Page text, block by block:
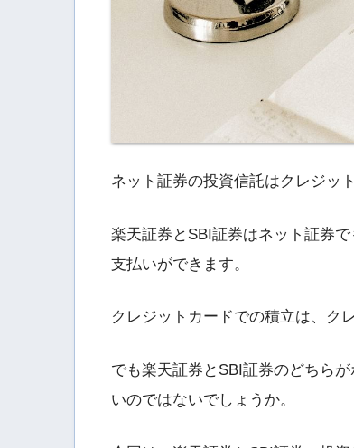
ネット証券の投資信託はクレジッ
楽天証券とSBI証券はネット証券
支払いができます。
クレジットカードでの積立は、ク
でも楽天証券とSBI証券のどちら
いのではないでしょうか。